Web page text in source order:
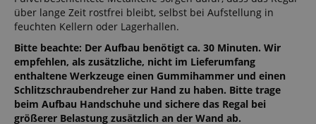
über lange Zeit rostfrei bleibt, selbst bei Aufstellung in
feuchten Kellern oder Lagerhallen.
Bitte beachte: Der Aufbau benötigt ca. 30 Minuten. Wir
empfehlen, als zusätzliche, nicht im Lieferumfang
enthaltene Werkzeuge einen Gummihammer und einen
Schlitzschraubendreher zur Hand zu haben. Bitte trage
beim Aufbau Handschuhe und sichere das Regal bei
größerer Belastung zusätzlich an der Wand ab.